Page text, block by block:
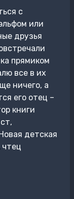
с
или
друзья
прямиком
все в их
ничего, а
его отец –
книги
детская